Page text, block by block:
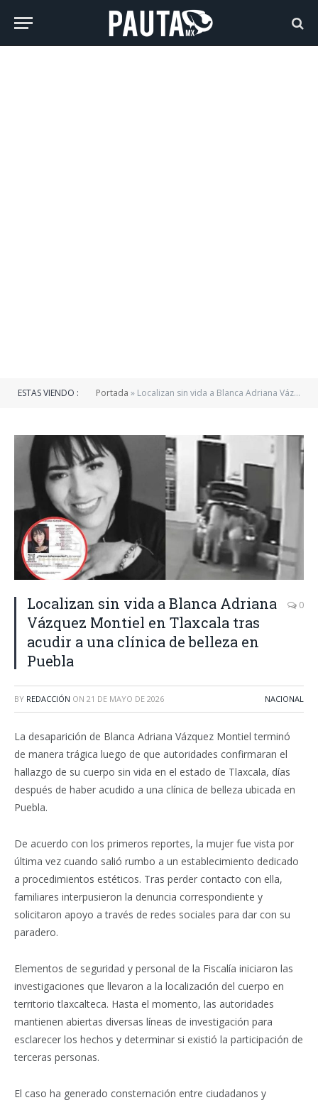
ESTAS VIENDO : Portada » Localizan sin vida a Blanca Adriana Vázquez Montiel en Tlaxcala tras acudir a una clínica de belleza en Puebla
Localizan sin vida a Blanca Adriana
Vázquez Montiel en Tlaxcala tras
acudir a una clínica de belleza en
Puebla
0
BY REDACCIÓN ON 21 DE MAYO DE 2026 NACIONAL
La desaparición de Blanca Adriana Vázquez Montiel terminó
de manera trágica luego de que autoridades confirmaran el
hallazgo de su cuerpo sin vida en el estado de Tlaxcala, días
después de haber acudido a una clínica de belleza ubicada en
Puebla.
De acuerdo con los primeros reportes, la mujer fue vista por
última vez cuando salió rumbo a un establecimiento dedicado
a procedimientos estéticos. Tras perder contacto con ella,
familiares interpusieron la denuncia correspondiente y
solicitaron apoyo a través de redes sociales para dar con su
paradero.
Elementos de seguridad y personal de la Fiscalía iniciaron las
investigaciones que llevaron a la localización del cuerpo en
territorio tlaxcalteca. Hasta el momento, las autoridades
mantienen abiertas diversas líneas de investigación para
esclarecer los hechos y determinar si existió la participación de
terceras personas.
El caso ha generado consternación entre ciudadanos y